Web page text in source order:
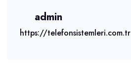
admin
https://telefonsistemleri.com.tr